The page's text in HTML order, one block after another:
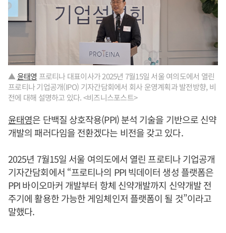
▲윤태영 프로티나 대표이사가 2025년 7월15일 서울 여의도에서 열린
프로티나 기업공개(IPO) 기자간담회에서 회사 운영계획과 발전방향, 비
전에 대해 설명하고 있다. <비즈니스포스트>
윤태영은 단백질 상호작용(PPI) 분석 기술을 기반으로 신약
개발의 패러다임을 전환겠다는 비전을 갖고 있다.
2025년 7월15일 서울 여의도에서 열린 프로티나 기업공개
기자간담회에서 “프로티나의 PPI 빅데이터 생성 플랫폼은
PPI 바이오마커 개발부터 항체 신약개발까지 신약개발 전
주기에 활용한 가능한 게임체인저 플랫폼이 될 것”이라고
말했다.